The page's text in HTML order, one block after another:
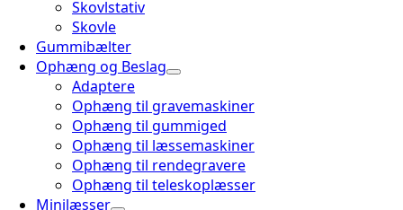
Skovlstativ
Skovle
Gummibælter
Ophæng og Beslag
Adaptere
Ophæng til gravemaskiner
Ophæng til gummiged
Ophæng til læssemaskiner
Ophæng til rendegravere
Ophæng til teleskoplæsser
Minilæsser